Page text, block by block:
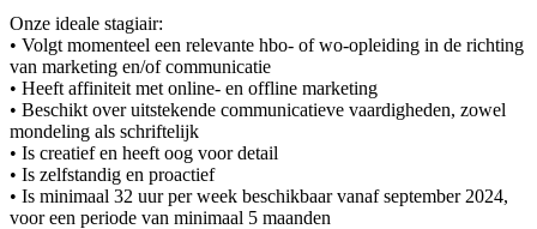
Onze ideale stagiair:
• Volgt momenteel een relevante hbo- of wo-opleiding in de richting
van marketing en/of communicatie
• Heeft affiniteit met online- en offline marketing
• Beschikt over uitstekende communicatieve vaardigheden, zowel
mondeling als schriftelijk
• Is creatief en heeft oog voor detail
• Is zelfstandig en proactief
• Is minimaal 32 uur per week beschikbaar vanaf september 2024,
voor een periode van minimaal 5 maanden